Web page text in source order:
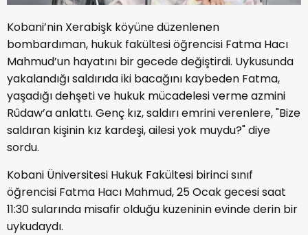
Kobani’nin Xerabişk köyüne düzenlenen
bombardıman, hukuk fakültesi öğrencisi Fatma Hacı
Mahmud’un hayatını bir gecede değiştirdi. Uykusunda
yakalandığı saldırıda iki bacağını kaybeden Fatma,
yaşadığı dehşeti ve hukuk mücadelesi verme azmini
Rûdaw’a anlattı. Genç kız, saldırı emrini verenlere, "Bize
saldıran kişinin kız kardeşi, ailesi yok muydu?" diye
sordu.
Kobani Üniversitesi Hukuk Fakültesi birinci sınıf
öğrencisi Fatma Hacı Mahmud, 25 Ocak gecesi saat
11:30 sularında misafir olduğu kuzeninin evinde derin bir
uykudaydı.